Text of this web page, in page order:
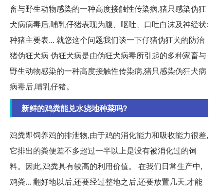
畜与野生动物感染的一种高度接触性传染病,猪只感染伪狂
犬病病毒后,哺乳仔猪表现为腹、呕吐、口吐白沫及神经状:
种猪主要表... 就您这个问题我们谈一下仔猪伪狂犬的防治
猪伪狂犬病 伪狂犬病是由伪狂犬病毒所引起的多种家畜与
野生动物感染的一种高度接触性传染病,猪只感染伪狂犬病
病毒后,哺乳仔猪。
新鲜的鸡粪能兑水浇地种菜吗?
鸡粪即饲养鸡的排泄物,由于鸡的消化能力和吸收能力很差,
它排出的粪便差不多超过一半以上是没有被消化过的饲
料。因此,鸡粪具有较高的利用价值。 在我们日常生产中,
鸡粪... 翻好地以后,还要经过整地之后,还要放置几天,才能